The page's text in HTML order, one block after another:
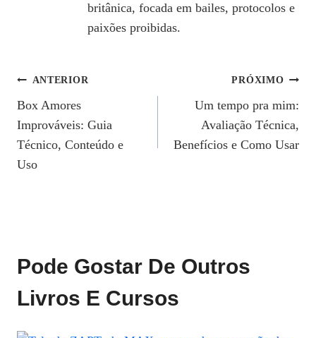
britânica, focada em bailes, protocolos e
paixões proibidas.
Navegação
De
Post
ANTERIOR
Box Amores
Improváveis: Guia
Técnico, Conteúdo e
Uso
PRÓXIMO
Um tempo pra mim:
Avaliação Técnica,
Benefícios e Como Usar
Pode Gostar De Outros
Livros E Cursos